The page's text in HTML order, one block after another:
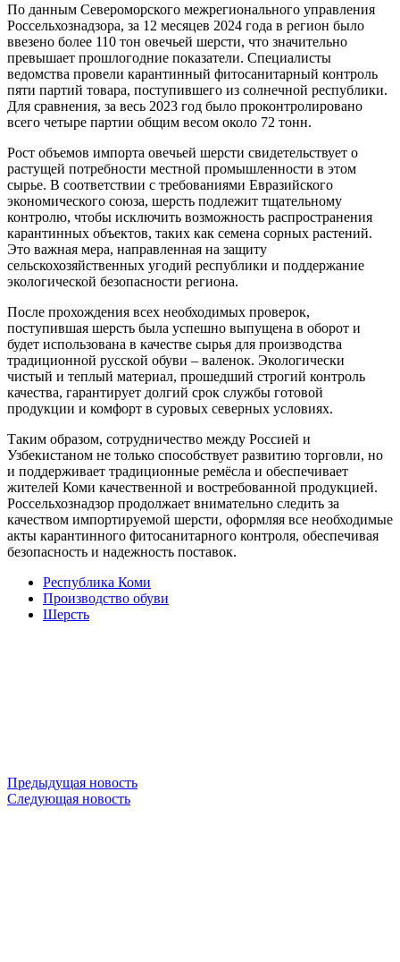
По данным Североморского межрегионального управления
Россельхознадзора, за 12 месяцев 2024 года в регион было
ввезено более 110 тон овечьей шерсти, что значительно
превышает прошлогодние показатели. Специалисты
ведомства провели карантинный фитосанитарный контроль
пяти партий товара, поступившего из солнечной республики.
Для сравнения, за весь 2023 год было проконтролировано
всего четыре партии общим весом около 72 тонн.
Рост объемов импорта овечьей шерсти свидетельствует о
растущей потребности местной промышленности в этом
сырье. В соответствии с требованиями Евразийского
экономического союза, шерсть подлежит тщательному
контролю, чтобы исключить возможность распространения
карантинных объектов, таких как семена сорных растений.
Это важная мера, направленная на защиту
сельскохозяйственных угодий республики и поддержание
экологической безопасности региона.
После прохождения всех необходимых проверок,
поступившая шерсть была успешно выпущена в оборот и
будет использована в качестве сырья для производства
традиционной русской обуви – валенок. Экологически
чистый и теплый материал, прошедший строгий контроль
качества, гарантирует долгий срок службы готовой
продукции и комфорт в суровых северных условиях.
Таким образом, сотрудничество между Россией и
Узбекистаном не только способствует развитию торговли, но
и поддерживает традиционные ремёсла и обеспечивает
жителей Коми качественной и востребованной продукцией.
Россельхознадзор продолжает внимательно следить за
качеством импортируемой шерсти, оформляя все необходимые
акты карантинного фитосанитарного контроля, обеспечивая
безопасность и надежность поставок.
Республика Коми
Производство обуви
Шерсть
Предыдущая новость
Следующая новость